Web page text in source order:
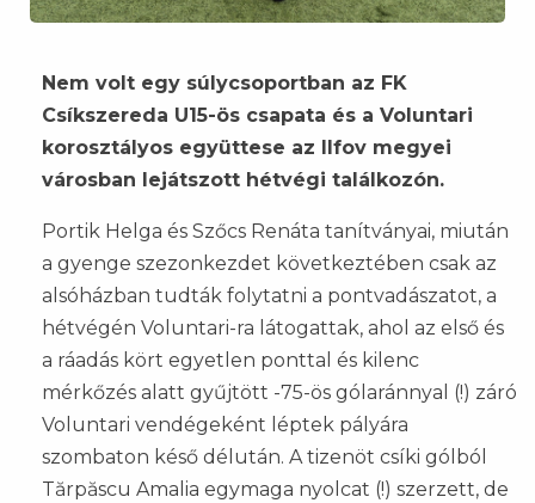
Nem volt egy súlycsoportban az FK
Csíkszereda U15-ös csapata és a Voluntari
korosztályos együttese az Ilfov megyei
városban lejátszott hétvégi találkozón.
Portik Helga és Szőcs Renáta tanítványai, miután
a gyenge szezonkezdet következtében csak az
alsóházban tudták folytatni a pontvadászatot, a
hétvégén Voluntari-ra látogattak, ahol az első és
a ráadás kört egyetlen ponttal és kilenc
mérkőzés alatt gyűjtött -75-ös gólaránnyal (!) záró
Voluntari vendégeként léptek pályára
szombaton késő délután. A tizenöt csíki gólból
Tărpăscu Amalia egymaga nyolcat (!) szerzett, de